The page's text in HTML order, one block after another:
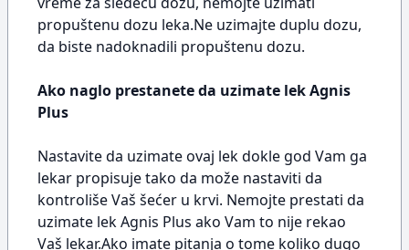
propuštenu dozu leka.Ne uzimajte duplu dozu,
da biste nadoknadili propuštenu dozu.
Ako naglo prestanete da uzimate lek Agnis
Plus
Nastavite da uzimate ovaj lek dokle god Vam ga
lekar propisuje tako da može nastaviti da
kontroliše Vaš šećer u krvi. Nemojte prestati da
uzimate lek Agnis Plus ako Vam to nije rekao
Vaš lekar.Ako imate pitanja o tome koliko dugo